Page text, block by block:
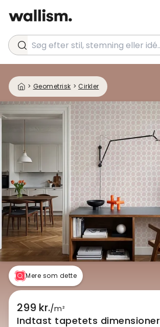
Søg efter stil, stemning eller idé...
> Geometrisk > Cirkler
Mere som dette
299 kr./m²
Indtast tapetets dimensioner